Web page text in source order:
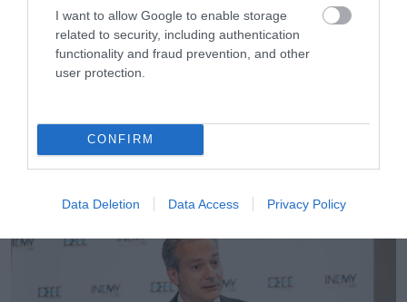
I want to allow Google to enable storage
related to security, including authentication
functionality and fraud prevention, and other
user protection.
CONFIRM
Data Deletion Data Access Privacy Policy
Τι ζητά το ΕΒΕΠ ενόψει ΔΕΘ: «Οι μόνιμες
μεταρρυθμίσεις έχουν μεγαλύτερη αξία από